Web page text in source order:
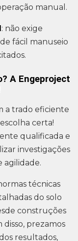
manual.
: não exige
fácil manuseio
A Engeproject
a trado eficiente
certa!
qualificada e
investigações
agilidade.
técnicas
do solo
construções
disso, prezamos
resultados,